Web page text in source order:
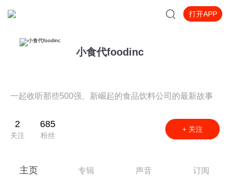
打开APP
小食代foodinc
一起收听那些500强、新崛起的食品饮料公司的最新故事
2
关注
685
粉丝
+ 关注
主页 专辑 声音 订阅